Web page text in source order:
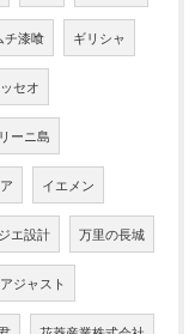
チ漆喰 ギリシャ
セオ
ーニ島
イエメン
エ設計 万里の長城
ジャスト